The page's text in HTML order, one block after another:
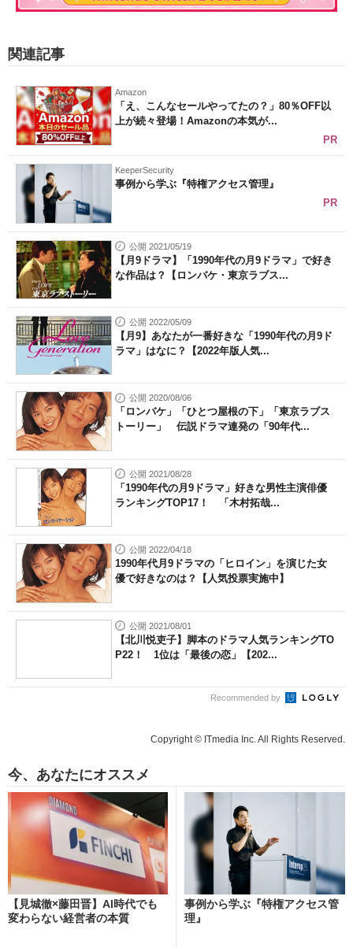
関連記事
Amazon
「え、こんなセールやってたの？」80％OFF以
上が続々登場！Amazonの本気が...
PR
KeeperSecurity
事例から学ぶ『特権アクセス管理』
PR
公開 2021/05/19
【月9ドラマ】「1990年代の月9ドラマ」で好き
な作品は？【ロンバケ・東京ラブス...
公開 2022/05/09
【月9】あなたが一番好きな「1990年代の月9ド
ラマ」はなに？【2022年版人気...
公開 2020/08/06
「ロンバケ」「ひとつ屋根の下」「東京ラブス
トーリー」 伝説ドラマ連発の「90年代...
公開 2021/08/28
「1990年代の月9ドラマ」好きな男性主演俳優
ランキングTOP17！ 「木村拓哉...
公開 2022/04/18
1990年代月9ドラマの「ヒロイン」を演じた女
優で好きなのは？【人気投票実施中】
公開 2021/08/01
【北川悦吏子】脚本のドラマ人気ランキングTO
P22！ 1位は「最後の恋」【202...
Recommended by
Copyright © ITmedia Inc. All Rights Reserved.
今、あなたにオススメ
【見城徹×藤田晋】AI時代でも
変わらない経営者の本質
事例から学ぶ『特権アクセス管
理』